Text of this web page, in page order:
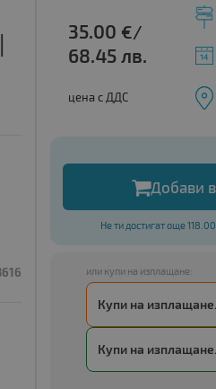
35.00 €/
68.45 лв.
цена с ДДС
Добави
Не ти достигат още
или купи на изплащане:
Купи с
Amount
Купи на изплащане.
Купи на изплащане.